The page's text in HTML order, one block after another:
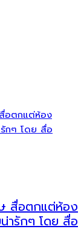
สื่อตกแต่ห้อง
ารักๆ โดย สื่อ